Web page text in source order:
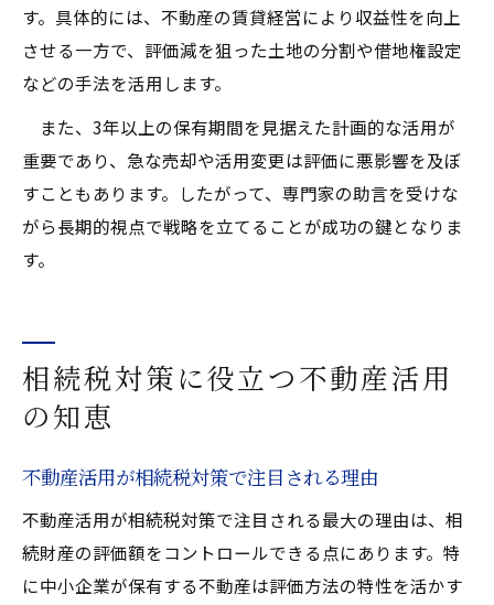
す。具体的には、不動産の賃貸経営により収益性を向上
させる一方で、評価減を狙った土地の分割や借地権設定
などの手法を活用します。
また、3年以上の保有期間を見据えた計画的な活用が
重要であり、急な売却や活用変更は評価に悪影響を及ぼ
すこともあります。したがって、専門家の助言を受けな
がら長期的視点で戦略を立てることが成功の鍵となりま
す。
相続税対策に役立つ不動産活用
の知恵
不動産活用が相続税対策で注目される理由
不動産活用が相続税対策で注目される最大の理由は、相
続財産の評価額をコントロールできる点にあります。特
に中小企業が保有する不動産は評価方法の特性を活かす